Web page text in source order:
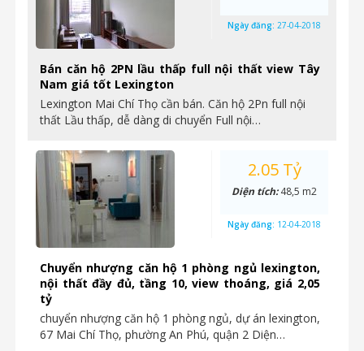
Bán căn hộ 2PN lầu thấp full nội thất view Tây
Nam giá tốt Lexington
Lexington Mai Chí Thọ cần bán. Căn hộ 2Pn full nội
thất Lầu thấp, dễ dàng di chuyển Full nội…
Ngày đăng: 27-04-2018
Chuyển nhượng căn hộ 1 phòng ngủ lexington,
nội thất đầy đủ, tầng 10, view thoáng, giá 2,05
tỷ
chuyển nhượng căn hộ 1 phòng ngủ, dự án lexington,
67 Mai Chí Thọ, phường An Phú, quận 2 Diện…
2.05 Tỷ
Diện tích:48,5 m2
Ngày đăng: 12-04-2018